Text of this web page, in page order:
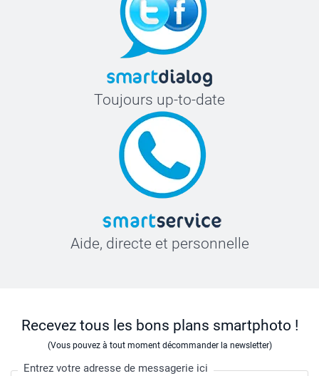
Toujours up-to-date
Aide, directe et personnelle
Recevez tous les bons plans smartphoto !
(Vous pouvez à tout moment décommander la newsletter)
Entrez votre adresse de messagerie ici